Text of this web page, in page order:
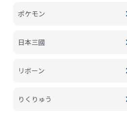
ポケモン
日本三國
リボーン
りくりゅう